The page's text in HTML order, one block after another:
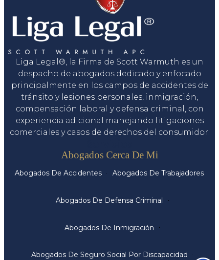
Liga Legal®, la Firma de Scott Warmuth es un
despacho de abogados dedicado y enfocado
principalmente en los campos de accidentes de
tránsito y lesiones personales, inmigración,
compensación laboral y defensa criminal, con
experiencia adicional manejando litigaciones
comerciales y casos de derechos del consumidor.
Abogados Cerca De Mi
Abogados De Accidentes Abogados De Trabajadores
Abogados De Defensa Criminal
Abogados De Inmigración
Abogados De Seguro Social Por Discapacidad